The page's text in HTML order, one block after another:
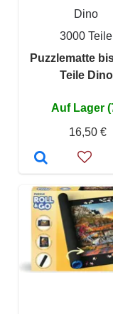
Dino
3000 Teile
Puzzlematte
Teile Dino
Auf Lager
16,50 €